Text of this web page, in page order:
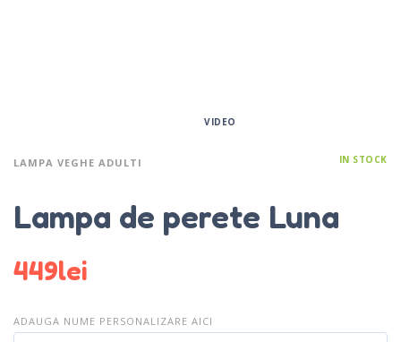
VIDEO
LAMPA VEGHE ADULTI IN STOCK
Lampa de perete Luna
449lei
ADAUGA NUME PERSONALIZARE AICI